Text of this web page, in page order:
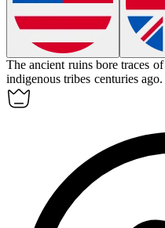
The ancient ruins bore traces of
indigenous tribes centuries ago.